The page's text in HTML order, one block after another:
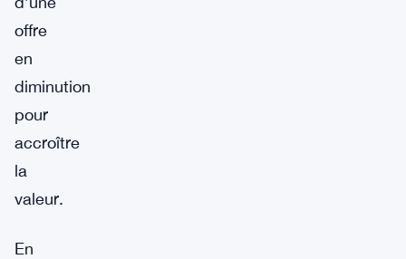
offre
en
diminution
pour
accroître
la
valeur.
En